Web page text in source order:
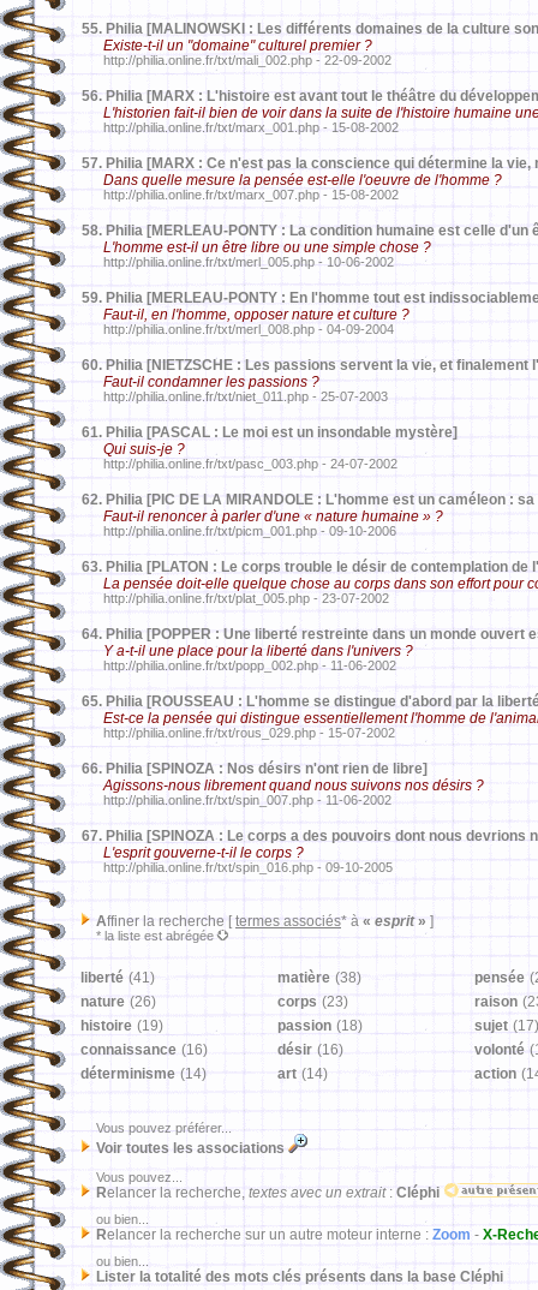
55. Philia [MALINOWSKI : Les différents domaines de la culture
Existe-t-il un "domaine" culturel premier ?
http://philia.online.fr/txt/mali_002.php - 22-09-2002
56. Philia [MARX : L'histoire est avant tout le théâtre du
L'historien fait-il bien de voir dans la suite de l'histoire humaine
http://philia.online.fr/txt/marx_001.php - 15-08-2002
57. Philia [MARX : Ce n'est pas la conscience qui détermine la
Dans quelle mesure la pensée est-elle l'oeuvre de l'homme ?
http://philia.online.fr/txt/marx_007.php - 15-08-2002
58. Philia [MERLEAU-PONTY : La condition humaine est celle d'un
L'homme est-il un être libre ou une simple chose ?
http://philia.online.fr/txt/merl_005.php - 10-06-2002
59. Philia [MERLEAU-PONTY : En l'homme tout est
Faut-il, en l'homme, opposer nature et culture ?
http://philia.online.fr/txt/merl_008.php - 04-09-2004
60. Philia [NIETZSCHE : Les passions servent la vie, et finalement
Faut-il condamner les passions ?
http://philia.online.fr/txt/niet_011.php - 25-07-2003
61. Philia [PASCAL : Le moi est un insondable mystère]
Qui suis-je ?
http://philia.online.fr/txt/pasc_003.php - 24-07-2002
62. Philia [PIC DE LA MIRANDOLE : L'homme est un caméleon :
Faut-il renoncer à parler d'une « nature humaine » ?
http://philia.online.fr/txt/picm_001.php - 09-10-2006
63. Philia [PLATON : Le corps trouble le désir de contemplation de
La pensée doit-elle quelque chose au corps dans son effort pour
http://philia.online.fr/txt/plat_005.php - 23-07-2002
64. Philia [POPPER : Une liberté restreinte dans un monde ouvert
Y a-t-il une place pour la liberté dans l'univers ?
http://philia.online.fr/txt/popp_002.php - 11-06-2002
65. Philia [ROUSSEAU : L'homme se distingue d'abord par la
Est-ce la pensée qui distingue essentiellement l'homme de
http://philia.online.fr/txt/rous_029.php - 15-07-2002
66. Philia [SPINOZA : Nos désirs n'ont rien de libre]
Agissons-nous librement quand nous suivons nos désirs ?
http://philia.online.fr/txt/spin_007.php - 11-06-2002
67. Philia [SPINOZA : Le corps a des pouvoirs dont nous devrions
L'esprit gouverne-t-il le corps ?
http://philia.online.fr/txt/spin_016.php - 09-10-2005
Affiner la recherche [ termes associés* à « esprit» ]
* la liste est abrégée
liberté (41) matière (38) pensée
nature (26) corps (23) raison
histoire (19) passion (18) sujet (17)
connaissance (16) désir (16) volonté
déterminisme (14) art (14) action
Vous pouvez préférer...
Voir toutes les associations
Vous pouvez...
Relancer la recherche, textes avec un extrait: Cléphi
ou bien...
Relancer la recherche sur un autre moteur interne : Zoom - X-
ou bien...
Lister la totalité des mots clés présents dans la base Cléphi